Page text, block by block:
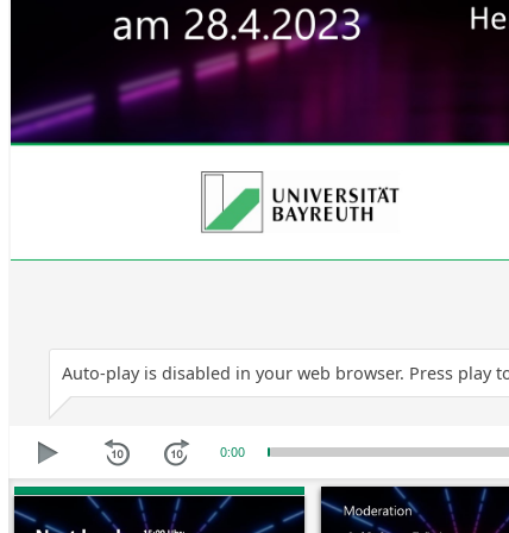
0:00
Auto-play is disabled in your web browser. Press play